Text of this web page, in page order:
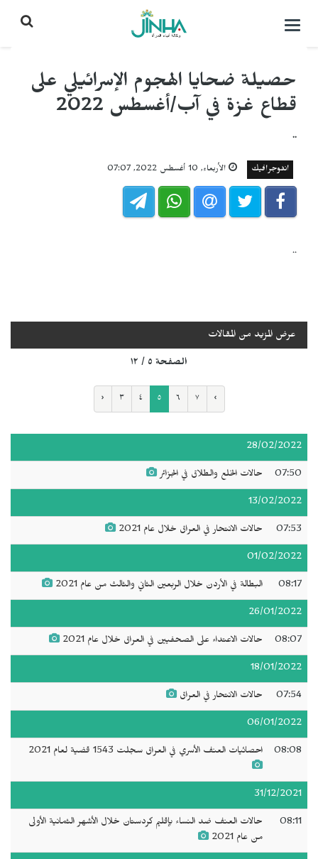
التحكم
حصيلة ضحايا الهجوم الإسرائيلي على
قطاع غزة في آب/أغسطس 2022
..
انفوجرافيك الأربعاء, 10 أغسطس 2022, 07:07
..
عرض المزيد من المقالات
الصفحة ٥ / ١٢
‹ ٣ ٤ ٥ ٦ ٧ ›
28/02/2022
07:50 حالات الخلع والطلاق في الجزائر
13/02/2022
07:53 حالات الانتحار في العراق خلال عام 2021
01/02/2022
08:17 البطالة في الأردن خلال الربعين الثاني والثالث من عام 2021
26/01/2022
08:07 حالات الاعتداء على الصحفيين في العراق خلال عام 2021
18/01/2022
07:54 حالات الانتحار في العراق
06/01/2022
08:08 احصائيات العنف الأسري في العراق سجلت 1543 قضية لعام 2021
31/12/2021
08:11
حالات العنف ضد النساء بإقليم كردستان خلال الأشهر الثمانية الأولى
من عام 2021